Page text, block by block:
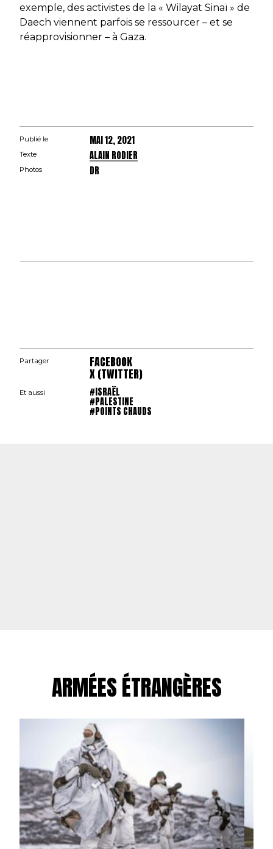
exemple, des activistes de la « Wilayat Sinaï » de
Daech viennent parfois se ressourcer – et se
réapprovisionner – à Gaza.
Publié le MAI 12, 2021
Texte ALAIN RODIER
Photos DR
Partager FACEBOOK
X (TWITTER)
Et aussi #ISRAËL
#PALESTINE
#POINTS CHAUDS
ARMÉES ÉTRANGÈRES